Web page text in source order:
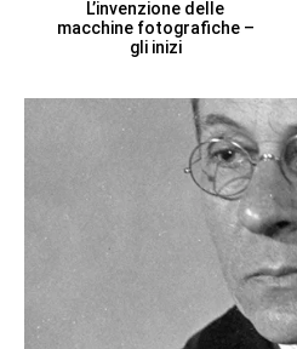
L’invenzione delle
macchine fotografiche –
gli inizi